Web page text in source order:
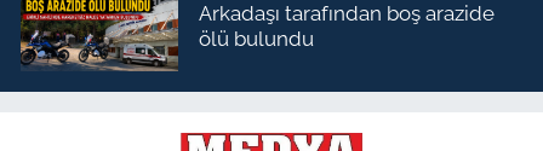
Arkadaşı tarafından boş arazide
ölü bulundu